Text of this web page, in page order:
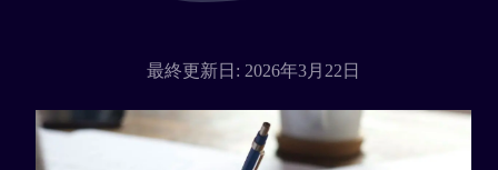
最終更新日: 2026年3月22日